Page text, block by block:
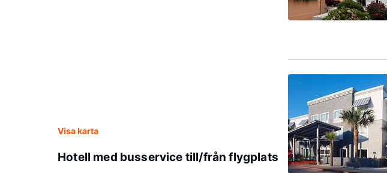
Visa karta
Hotell med busservice till/från flygplats